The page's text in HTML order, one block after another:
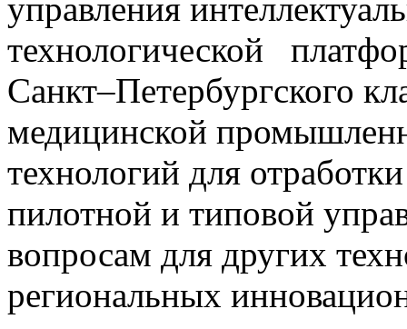
управления
технологической
Санкт–Петербургского
медицинской
технологий для
пилотной и типовой
вопросам для других
региональных